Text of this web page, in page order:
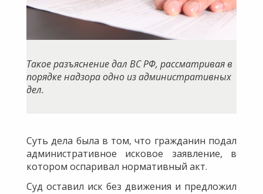
Такое разъяснение дал ВС РФ, рассматривая в
порядке надзора одно из административных
дел.
Суть дела была в том, что гражданин подал
административное исковое заявление, в
котором оспаривал нормативный акт.
Суд оставил иск без движения и предложил